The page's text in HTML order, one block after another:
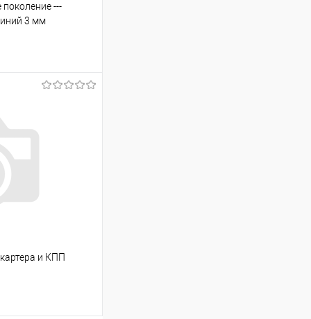
---
3 мм
Сравнение
В наличии
и КПП